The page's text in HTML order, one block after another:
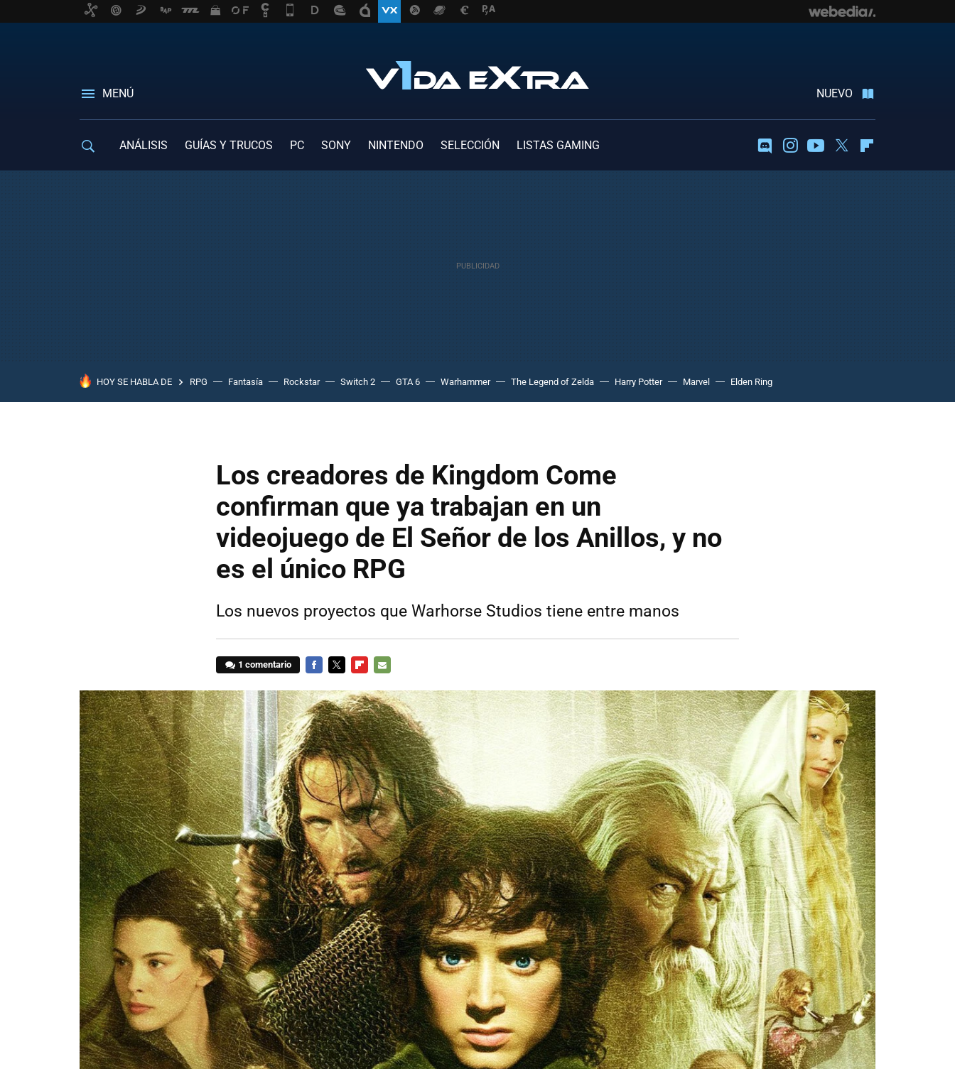
MENÚ NUEVO
ANÁLISIS GUÍAS Y TRUCOS PC SONY NINTENDO SELECCIÓN LISTAS GAMING DiscordInstagramYoutubeTwitter
HOY SE HABLA DE RPG Fantasía Rockstar Switch 2 GTA 6 Warhammer The Legend of Zelda Harry Potter Marvel Elden Ring
Los creadores de Kingdom Come
confirman que ya trabajan en un
videojuego de El Señor de los Anillos, y no
es el único RPG
Los nuevos proyectos que Warhorse Studios tiene entre manos
1 comentario
MAIL